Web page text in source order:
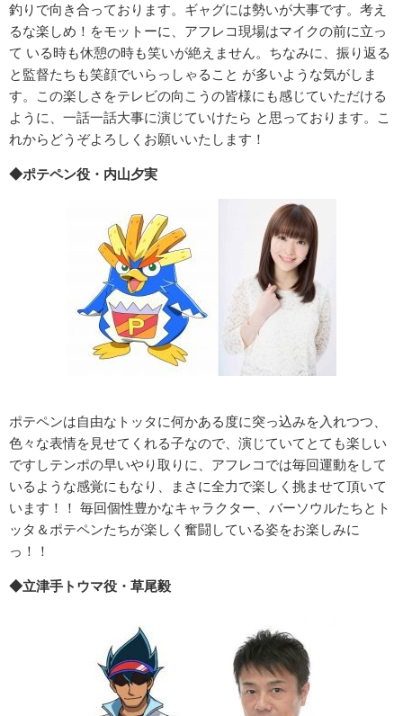
釣りで向き合っております。ギャグには勢いが大事です。考え
るな楽しめ！をモットーに、アフレコ現場はマイクの前に立っ
て いる時も休憩の時も笑いが絶えません。ちなみに、振り返る
と監督たちも笑顔でいらっしゃること が多いような気がしま
す。この楽しさをテレビの向こうの皆様にも感じていただける
ように、一話一話大事に演じていけたら と思っております。こ
れからどうぞよろしくお願いいたします！
◆ポテペン役・内山夕実
ポテペンは自由なトッタに何かある度に突っ込みを入れつつ、
色々な表情を見せてくれる子なので、演じていてとても楽しい
ですしテンポの早いやり取りに、アフレコでは毎回運動をして
いるような感覚にもなり、まさに全力で楽しく挑ませて頂いて
います！！ 毎回個性豊かなキャラクター、バーソウルたちとト
ッタ＆ポテペンたちが楽しく奮闘している姿をお楽しみに
っ！！
◆立津手トウマ役・草尾毅